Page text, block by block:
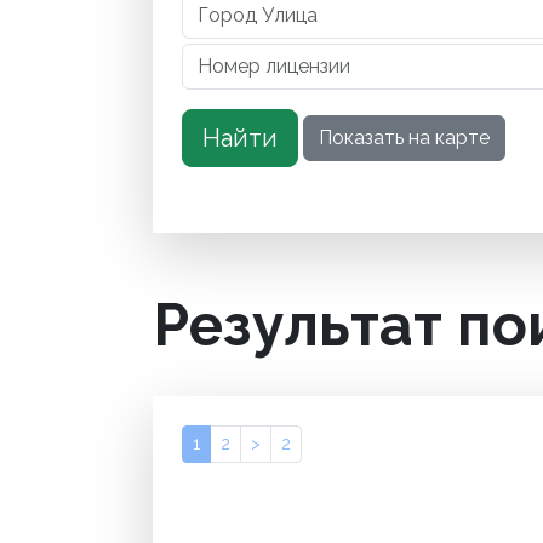
Результат
1 2 > 2